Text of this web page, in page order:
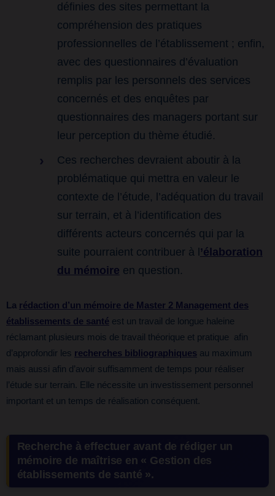
définies des sites permettant la
compréhension des pratiques
professionnelles de l’établissement ; enfin,
avec des questionnaires d’évaluation
remplis par les personnels des services
concernés et des enquêtes par
questionnaires des managers portant sur
leur perception du thème étudié.
Ces recherches devraient aboutir à la
problématique qui mettra en valeur le
contexte de l’étude, l’adéquation du travail
sur terrain, et à l’identification des
différents acteurs concernés qui par la
suite pourraient contribuer à l’élaboration
du mémoire en question.
La rédaction d’un mémoire de Master 2 Management des
établissements de santé est un travail de longue haleine
réclamant plusieurs mois de travail théorique et pratique afin
d’approfondir les recherches bibliographiques au maximum
mais aussi afin d’avoir suffisamment de temps pour réaliser
l’étude sur terrain. Elle nécessite un investissement personnel
important et un temps de réalisation conséquent.
Recherche à effectuer avant de rédiger un
mémoire de maîtrise en « Gestion des
établissements de santé ».